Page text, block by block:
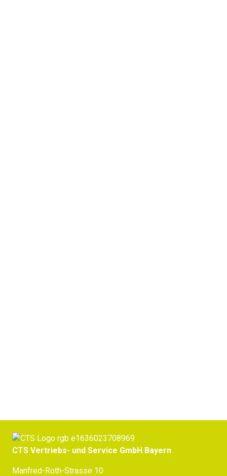
CTS Vertriebs- und Service GmbH Bayern
Manfred-Roth-Strasse 10